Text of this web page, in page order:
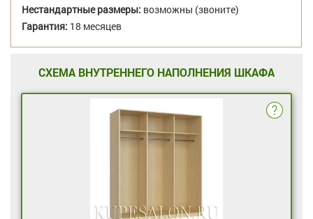
Нестандартные размеры: возможны (звоните)
Гарантия: 18 месяцев
СХЕМА ВНУТРЕННЕГО НАПОЛНЕНИЯ ШКАФА